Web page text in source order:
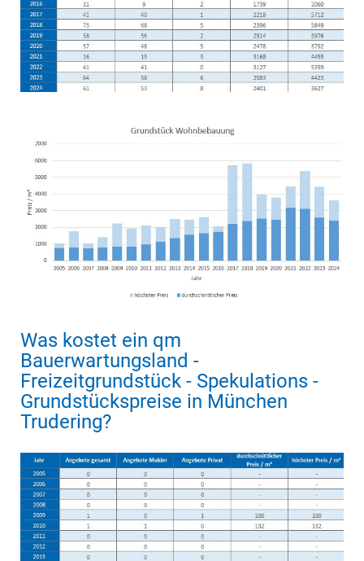
Was kostet ein qm
Bauerwartungsland -
Freizeitgrundstück - Spekulations -
Grundstückspreise in München
Trudering?